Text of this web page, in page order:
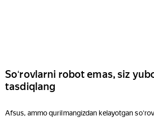
Soʻrovlarni robot emas, siz
tasdiqlang
Afsus, ammo qurilmangizdan kelayotgan